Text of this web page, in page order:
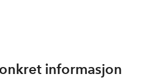
informasjon